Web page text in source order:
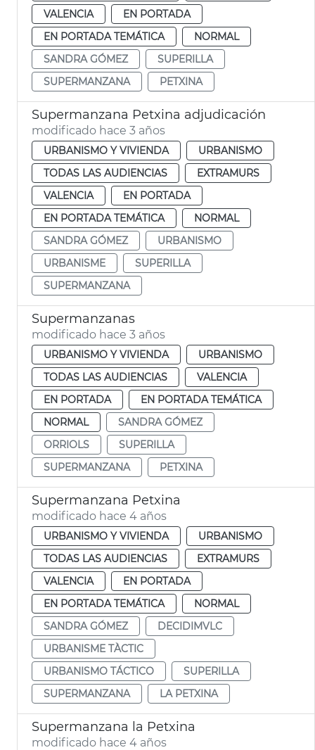
VALENCIA
EN PORTADA
EN PORTADA TEMÁTICA
NORMAL
SANDRA GÓMEZ
SUPERILLA
SUPERMANZANA
PETXINA
Supermanzana Petxina adjudicación
modificado hace 3 años
URBANISMO Y VIVIENDA
URBANISMO
TODAS LAS AUDIENCIAS
EXTRAMURS
VALENCIA
EN PORTADA
EN PORTADA TEMÁTICA
NORMAL
SANDRA GÓMEZ
URBANISMO
URBANISME
SUPERILLA
SUPERMANZANA
Supermanzanas
modificado hace 3 años
URBANISMO Y VIVIENDA
URBANISMO
TODAS LAS AUDIENCIAS
VALENCIA
EN PORTADA
EN PORTADA TEMÁTICA
NORMAL
SANDRA GÓMEZ
ORRIOLS
SUPERILLA
SUPERMANZANA
PETXINA
Supermanzana Petxina
modificado hace 4 años
URBANISMO Y VIVIENDA
URBANISMO
TODAS LAS AUDIENCIAS
EXTRAMURS
VALENCIA
EN PORTADA
EN PORTADA TEMÁTICA
NORMAL
SANDRA GÓMEZ
DECIDIMVLC
URBANISME TÀCTIC
URBANISMO TÁCTICO
SUPERILLA
SUPERMANZANA
LA PETXINA
Supermanzana la Petxina
modificado hace 4 años